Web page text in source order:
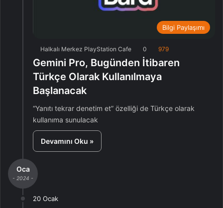
Bilgi Paylaşımı
Halkalı Merkez PlayStation Cafe 0 979
Gemini Pro, Bugünden İtibaren
Türkçe Olarak Kullanılmaya
Başlanacak
“Yanıtı tekrar denetim et” özelliği de Türkçe olarak
kullanıma sunulacak
Devamını Oku »
Oca
- 2024 -
20 Ocak